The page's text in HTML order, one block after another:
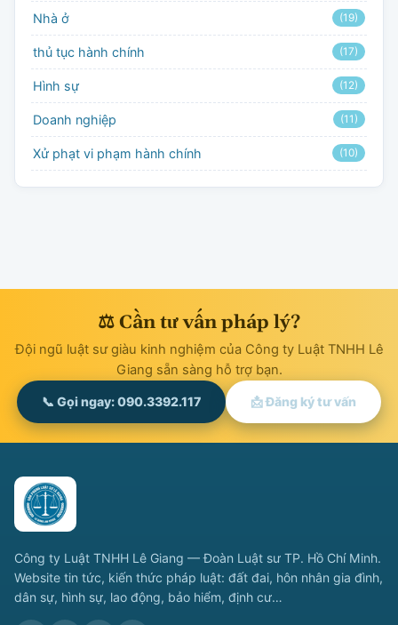
Nhà ở (19)
thủ tục hành chính (17)
Hình sự (12)
Doanh nghiệp (11)
Xử phạt vi phạm hành chính (10)
⚖ Cần tư vấn pháp lý?
Đội ngũ luật sư giàu kinh nghiệm của Công ty Luật TNHH Lê
Giang sẵn sàng hỗ trợ bạn.
📞 Gọi ngay: 090.3392.117 📩 Đăng ký tư vấn
Công ty Luật TNHH Lê Giang — Đoàn Luật sư TP. Hồ Chí Minh.
Website tin tức, kiến thức pháp luật: đất đai, hôn nhân gia đình,
dân sự, hình sự, lao động, bảo hiểm, định cư…